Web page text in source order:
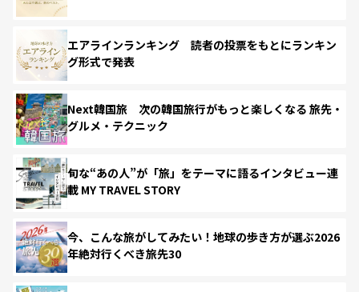
エアラインランキング 読者の投票をもとにランキン
グ形式で発表
Next韓国旅 次の韓国旅行がもっと楽しくなる 旅先・
グルメ・テクニック
旬な“あの人”が「旅」をテーマに語るインタビュー連
載 MY TRAVEL STORY
今、こんな旅がしてみたい！地球の歩き方が選ぶ2026
年絶対行くべき旅先30